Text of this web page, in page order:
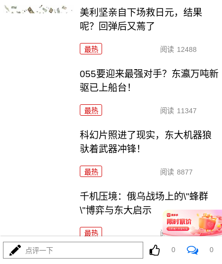
美利坚亲自下场救日元，结果
呢？回弹后又蔫了
最热 阅读 12488
055要迎来最强对手？东瀛万吨新
驱已上船台！
最热 阅读 11347
科幻片照进了现实，东大机器狼
驮着武器冲锋！
最热 阅读 8877
千机压境：俄乌战场上的\"蜂群
\"博弈与东大启示
最热 阅读 8731
波斯要给中东\"物理断网\"，特朗
点评一下 0 0